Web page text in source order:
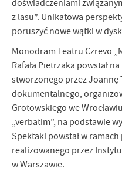
doświadczeniami
z lasu”. Unikatowa
poruszyć nowe wątki w
Monodram Teatru Czrevo
Rafała Pietrzaka powstał
stworzonego przez Joannę
dokumentalnego,
Grotowskiego we
„verbatim”, na podstawie
Spektakl powstał w
realizowanego przez
w Warszawie.